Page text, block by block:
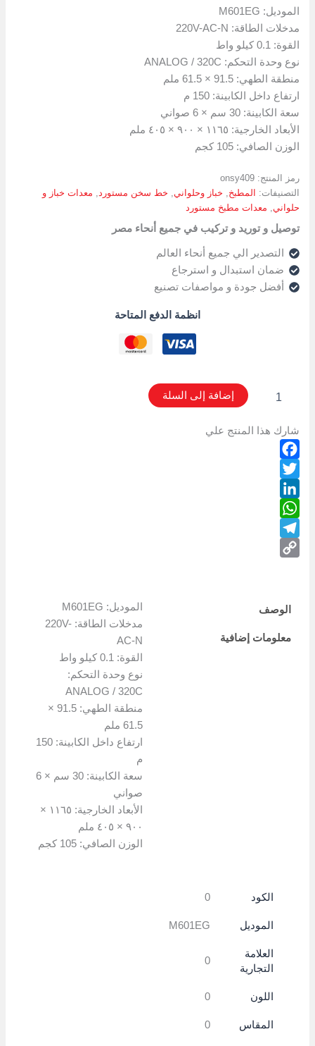
الموديل: M601EG
مدخلات الطاقة: 220V-AC-N
القوة: 0.1 كيلو واط
نوع وحدة التحكم: ANALOG / 320C
منطقة الطهي: 91.5 × 61.5 ملم
ارتفاع داخل الكابينة: 150 م
سعة الكابينة: 30 سم × 6 صواني
الأبعاد الخارجية: ١١٦٥ × ٩٠٠ × ٤٠٥ ملم
الوزن الصافي: 105 كجم
رمز المنتج:onsy409
التصنيفات:
المطبخ خباز وحلواني خط سخن مستورد
معدات خباز و
حلواني
معدات مطبخ مستورد
توصيل و توريد و تركيب في جميع أنحاء مصر
التصدير الي جميع أنحاء العالم
ضمان استبدال و استرجاع
أفضل جودة و مواصفات تصنيع
انظمة الدفع المتاحة
إضافة إلى السلة
شارك هذا المنتج علي
Facebook
Twitter
LinkedIn
WhatsApp
Telegram
الوصف
معلومات إضافية
الموديل: M601EG
مدخلات الطاقة: 220V-
AC-N
القوة: 0.1 كيلو واط
نوع وحدة التحكم:
ANALOG / 320C
منطقة الطهي: 91.5 ×
61.5 ملم
ارتفاع داخل الكابينة: 150
م
سعة الكابينة: 30 سم × 6
صواني
الأبعاد الخارجية: ١١٦٥ ×
٩٠٠ × ٤٠٥ ملم
الوزن الصافي: 105 كجم
الكود 0
الموديل M601EG
العلامة
التجارية
0
اللون 0
المقاس 0